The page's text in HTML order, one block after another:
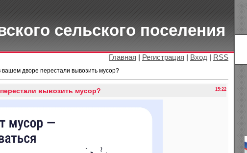
сельского поселения
Главная Регистрация Вход
RSS
вашем дворе перестали вывозить мусор?
15:22
вывозить мусор?